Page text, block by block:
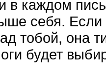
в каждом
себя. Если
тобой, она
будет